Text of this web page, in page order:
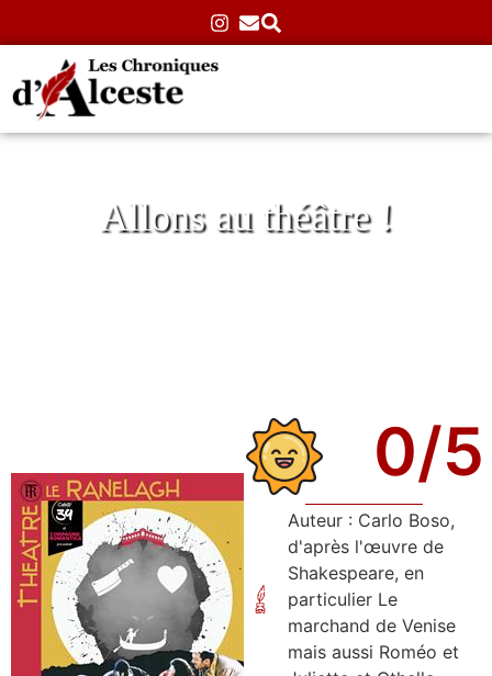
Allons au théâtre !
0/5
Auteur : Carlo Boso,
d'après l'œuvre de
Shakespeare, en
particulier Le
marchand de Venise
mais aussi Roméo et